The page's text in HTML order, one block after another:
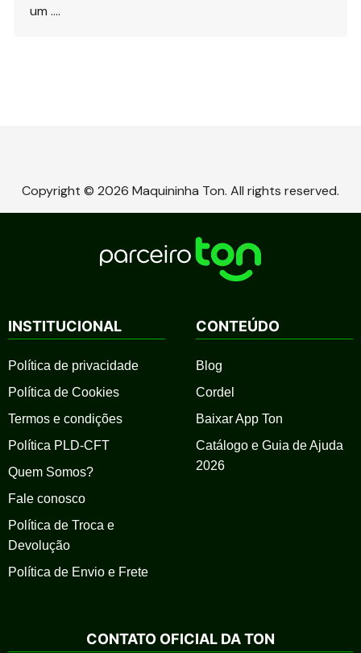
um ….
Copyright © 2026 Maquininha Ton. All rights reserved.
INSTITUCIONAL
Política de privacidade
Política de Cookies
Termos e condições
Política PLD-CFT
Quem Somos?
Fale conosco
Política de Troca e
Devolução
Política de Envio e Frete
CONTEÚDO
Blog
Cordel
Baixar App Ton
Catálogo e Guia de Ajuda
2026
CONTATO OFICIAL DA TON